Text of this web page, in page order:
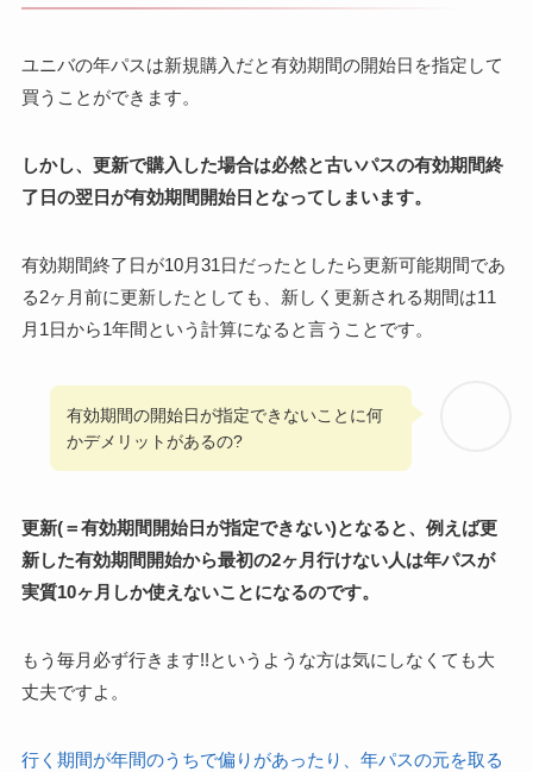
ユニバの年パスは新規購入だと有効期間の開始日を指定して
買うことができます。
しかし、更新で購入した場合は必然と古いパスの有効期間終
了日の翌日が有効期間開始日となってしまいます。
有効期間終了日が10月31日だったとしたら更新可能期間であ
る2ヶ月前に更新したとしても、新しく更新される期間は11
月1日から1年間という計算になると言うことです。
有効期間の開始日が指定できないことに何
かデメリットがあるの?
更新(＝有効期間開始日が指定できない)となると、例えば更
新した有効期間開始から最初の2ヶ月行けない人は年パスが
実質10ヶ月しか使えないことになるのです。
もう毎月必ず行きます!!というような方は気にしなくても大
丈夫ですよ。
行く期間が年間のうちで偏りがあったり、年パスの元を取る